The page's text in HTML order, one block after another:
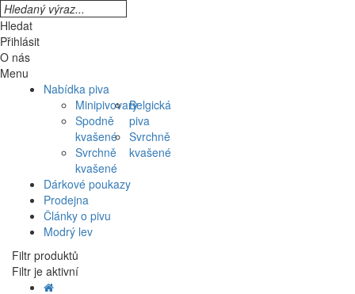
Hledat
Přihlásit
O nás
Menu
Nabídka piva
Minipivovary
Spodně
kvašené
Svrchně
kvašené
Belgická
piva
Svrchně
kvašené
Dárkové poukazy
Prodejna
Články o pivu
Modrý lev
Filtr produktů
Filtr je aktivní